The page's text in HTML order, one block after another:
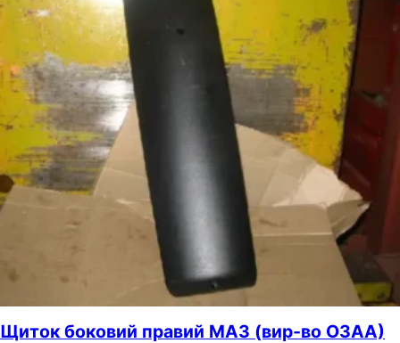
Щиток боковий правий МАЗ (вир-во ОЗАА)